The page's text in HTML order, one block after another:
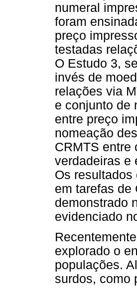
numeral
foram
preço
testadas
O Estudo 3,
invés de
relações via
e conjunto de
entre preço
nomeação
CRMTS entre
verdadeiras e
Os resultados
em tarefas de
demonstrado
evidenciado
explorado o
populações.
surdos, como